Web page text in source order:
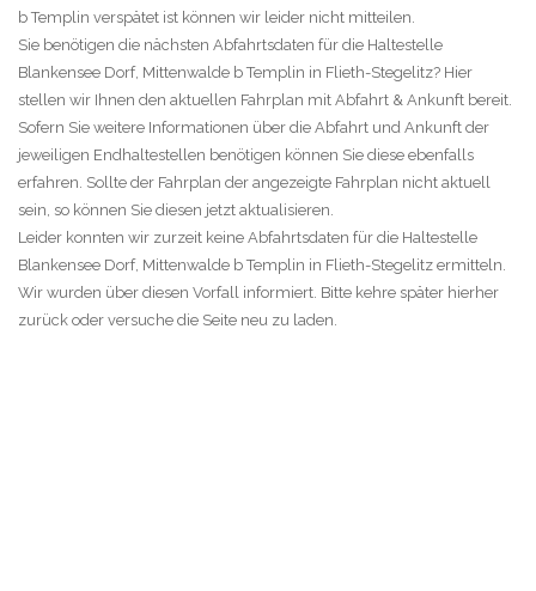
b Templin verspätet ist können wir leider nicht mitteilen.
Sie benötigen die nächsten Abfahrtsdaten für die Haltestelle
Blankensee Dorf, Mittenwalde b Templin in Flieth-Stegelitz? Hier
stellen wir Ihnen den aktuellen Fahrplan mit Abfahrt & Ankunft bereit.
Sofern Sie weitere Informationen über die Abfahrt und Ankunft der
jeweiligen Endhaltestellen benötigen können Sie diese ebenfalls
erfahren. Sollte der Fahrplan der angezeigte Fahrplan nicht aktuell
sein, so können Sie diesen jetzt aktualisieren.
Leider konnten wir zurzeit keine Abfahrtsdaten für die Haltestelle
Blankensee Dorf, Mittenwalde b Templin in Flieth-Stegelitz ermitteln.
Wir wurden über diesen Vorfall informiert. Bitte kehre später hierher
zurück oder versuche die Seite neu zu laden.